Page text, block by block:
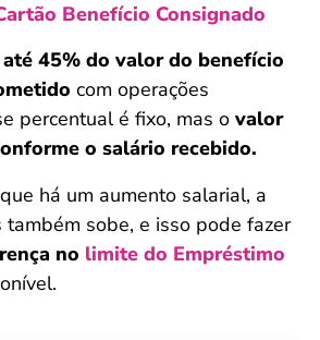
Benefício Consignado
até 45% do valor do benefício
com operações
percentual é fixo, mas o valor
o salário recebido.
há um aumento salarial, a
também sobe, e isso pode fazer
no limite do Empréstimo